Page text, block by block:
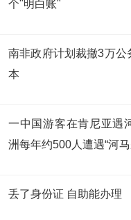
个"明白账"
南非政府计划裁撤3万公
本
一中国游客在肯尼亚遇
洲每年约500人遭遇“河马
丢了身份证 自助能办理